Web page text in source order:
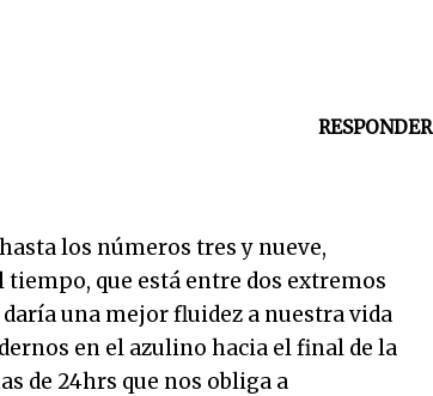
RESPONDER
los números tres y nueve,
que está entre dos extremos
una mejor fluidez a nuestra vida
en el azulino hacia el final de la
de 24hrs que nos obliga a